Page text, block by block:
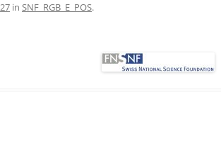
in SNF_RGB_E_POS.